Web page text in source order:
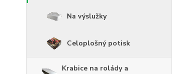
Na výslužky
Celoplošný potisk
Krabice na rolády a